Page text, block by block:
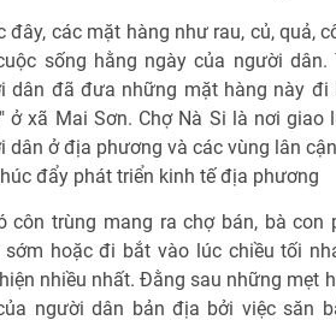
đây, các mặt hàng như rau, củ, quả,
sống hằng ngày của người
dân đã đưa những mặt hàng này
ở xã Mai Sơn. Chợ Nà Si là nơi
dân ở địa phương và các vùng lân
đẩy phát triển kinh tế địa phương
côn trùng mang ra chợ bán, bà
sớm hoặc đi bắt vào lúc chiều tối
nhiều nhất. Đằng sau những mẹt
người dân bản địa bởi việc săn